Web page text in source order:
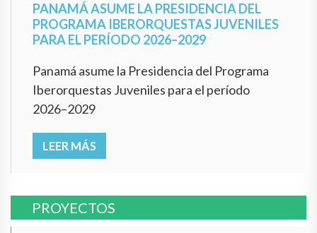
PANAMÁ ASUME LA PRESIDENCIA DEL
PROGRAMA IBERORQUESTAS JUVENILES
PARA EL PERÍODO 2026–2029
Panamá asume la Presidencia del Programa
Iberorquestas Juveniles para el período
2026–2029
LEER MÁS
PROYECTOS